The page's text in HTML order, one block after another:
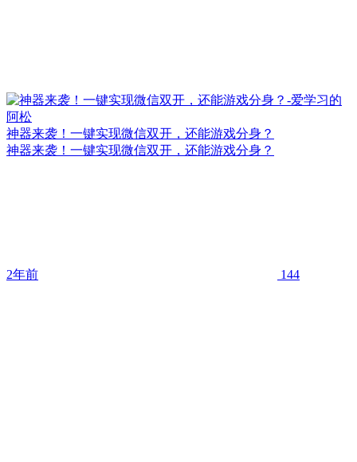
神器来袭！一键实现微信双开，还能游戏分身？
神器来袭！一键实现微信双开，还能游戏分身？
2年前 144